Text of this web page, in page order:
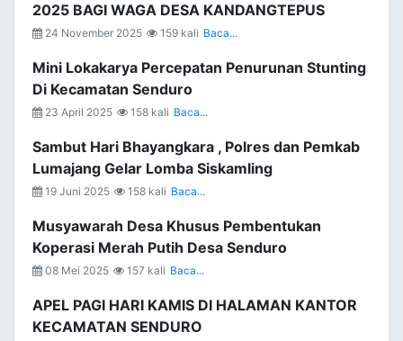
2025 BAGI WAGA DESA KANDANGTEPUS
24 November 2025 159 kali Baca...
Mini Lokakarya Percepatan Penurunan Stunting
Di Kecamatan Senduro
23 April 2025 158 kali Baca...
Sambut Hari Bhayangkara , Polres dan Pemkab
Lumajang Gelar Lomba Siskamling
19 Juni 2025 158 kali Baca...
Musyawarah Desa Khusus Pembentukan
Koperasi Merah Putih Desa Senduro
08 Mei 2025 157 kali Baca...
APEL PAGI HARI KAMIS DI HALAMAN KANTOR
KECAMATAN SENDURO